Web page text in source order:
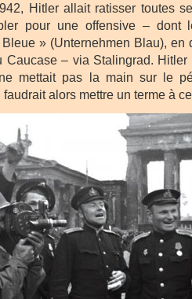
Hitler allait ratisser toutes
pour une offensive – dont
» (Unternehmen Blau), en
Caucase – via Stalingrad.
mettait pas la main sur le
alors mettre un terme à